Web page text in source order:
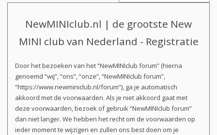
NewMINIclub.nl | de grootste New
MINI club van Nederland - Registratie
Door het bezoeken van het “NewMINIclub forum” (hierna
genoemd “wij”, “ons”, “onze”, “NewMINIclub forum”,
“https://www.newminiclub.nl/forum”), ga je automatisch
akkoord met de voorwaarden. Als je niet akkoord gaat met
deze voorwaarden, bezoek of gebruik “NewMINIclub forum”
dan niet langer. We hebben het recht om de voorwaarden op
ieder moment te wijzigen en zullen ons best doen om je